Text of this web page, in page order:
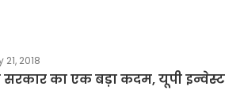
21, 2018
का एक बड़ा कदम, यूपी